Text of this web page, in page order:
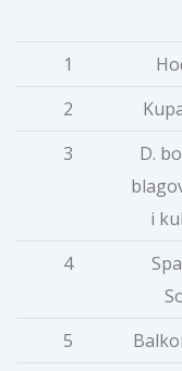
1
2
3
D.
i
4
5